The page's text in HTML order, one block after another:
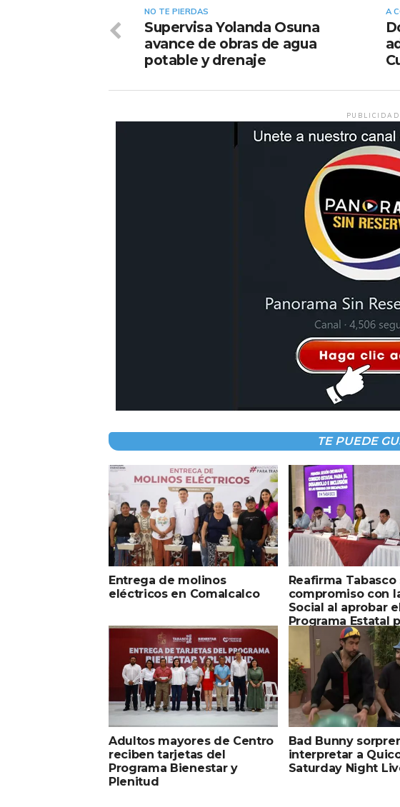
A
NO TE PIERDAS
Supervisa Yolanda Osuna
avance de obras de agua
potable y drenaje
PUBLICIDAD
TE PUEDE
Entrega de molinos
eléctricos en Comalcalco
Reafirma Tabasco
compromiso con
Social al aprobar
Programa Estatal
Desarrollo e
Personas con
Adultos mayores de Centro
reciben tarjetas del
Programa Bienestar y
Plenitud
Bad Bunny
interpretar a
Saturday Night